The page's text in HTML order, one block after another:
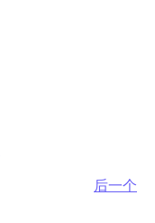
后一个